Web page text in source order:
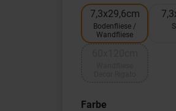
7,3x29,6cm
Bodenfliese /
Wandfliese
Farbe